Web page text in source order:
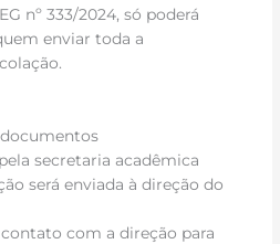
nº 333/2024, só poderá
enviar toda a
secretaria acadêmica
será enviada à direção do
com a direção para